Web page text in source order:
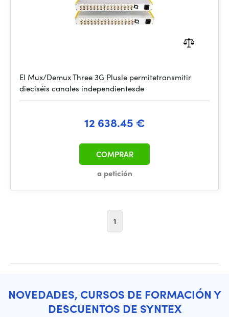
El Mux/Demux Three 3G Plusle permitetransmitir
dieciséis canales independientesde
12 638.45 €
a petición
COMPRAR
1
NOVEDADES, CURSOS DE FORMACIÓN Y
DESCUENTOS DE SYNTEX